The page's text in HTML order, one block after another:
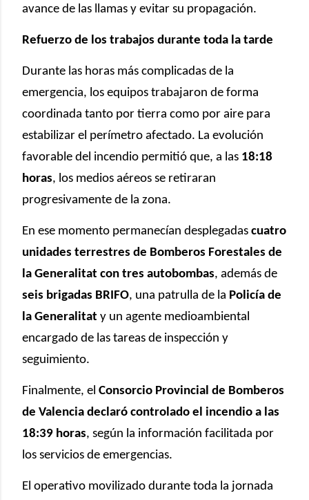
avance de las llamas y evitar su propagación.
Refuerzo de los trabajos durante toda la tarde
Durante las horas más complicadas de la
emergencia, los equipos trabajaron de forma
coordinada tanto por tierra como por aire para
estabilizar el perímetro afectado. La evolución
favorable del incendio permitió que, a las 18:18
horas, los medios aéreos se retiraran
progresivamente de la zona.
En ese momento permanecían desplegadas cuatro
unidades terrestres de Bomberos Forestales de
la Generalitat con tres autobombas, además de
seis brigadas BRIFO, una patrulla de la Policía de
la Generalitat y un agente medioambiental
encargado de las tareas de inspección y
seguimiento.
Finalmente, el Consorcio Provincial de Bomberos
de Valencia declaró controlado el incendio a las
18:39 horas, según la información facilitada por
los servicios de emergencias.
El operativo movilizado durante toda la jornada